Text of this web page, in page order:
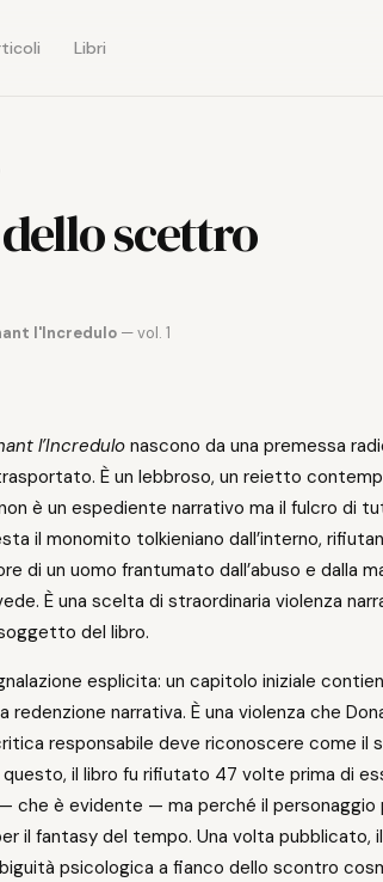
Libri
scettro
l'Incredulo — vol. 1
l’Incredulo nascono da una premessa
È un lebbroso, un reietto
è un espediente narrativo ma il fulcro di
il monomito tolkieniano dall’interno,
di un uomo frantumato dall’abuso e dalla
È una scelta di straordinaria violenza
del libro.
esplicita: un capitolo iniziale
redenzione narrativa. È una violenza che
responsabile deve riconoscere come il
il libro fu rifiutato 47 volte prima di
che è evidente — ma perché il personaggio
il fantasy del tempo. Una volta pubblicato,
psicologica a fianco dello scontro